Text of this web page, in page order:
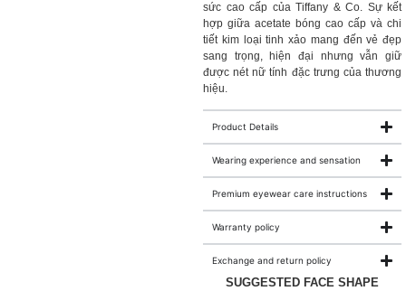
sức cao cấp của Tiffany & Co. Sự kết
hợp giữa acetate bóng cao cấp và chi
tiết kim loại tinh xảo mang đến vẻ đẹp
sang trọng, hiện đại nhưng vẫn giữ
được nét nữ tính đặc trưng của thương
hiệu.
Product Details
Wearing experience and sensation
Premium eyewear care instructions
Warranty policy
Exchange and return policy
SUGGESTED FACE SHAPE